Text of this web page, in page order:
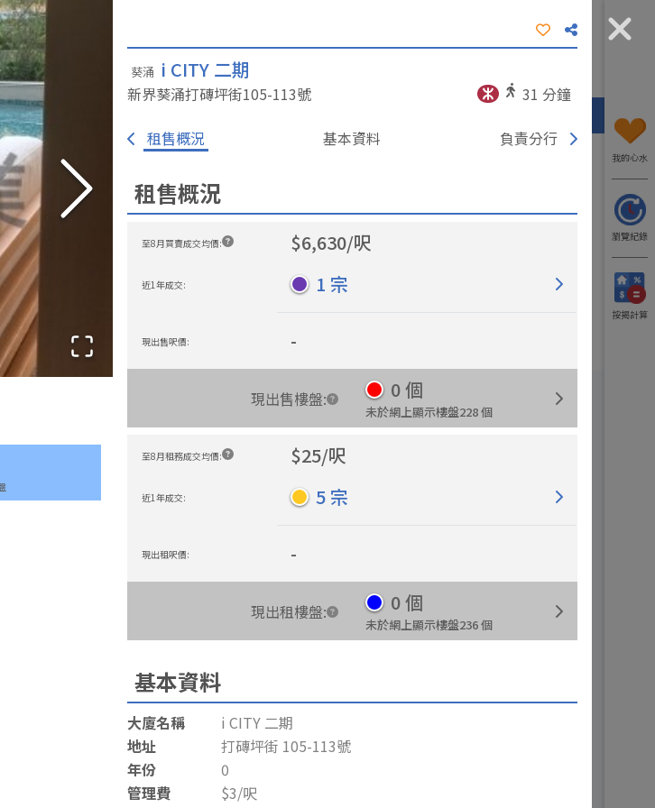
我要入行 了解我們
我要放盤
我的心水
瀏覽紀錄
按揭計算
葵涌 i CITY 二期
新界葵涌打磚坪街105-113號 31 分鐘
租售概況 基本資料 負責分行
租售概況
至8月買賣成交均價: $6,630/呎
近1年成交: 1 宗
現出售呎價: -
現出售樓盤: 0個
未於網上顯示樓盤228個
至8月租務成交均價: $25/呎
近1年成交: 5 宗
現出租呎價: -
現出租樓盤: 0個
未於網上顯示樓盤236個
基本資料
大廈名稱
i CITY 二期
地址
打磚坪街 105-113號
年份
0
管理費
$3/呎